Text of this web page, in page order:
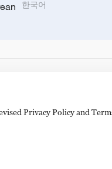
한국어
Road, Beijing, China.
Privacy Policy and